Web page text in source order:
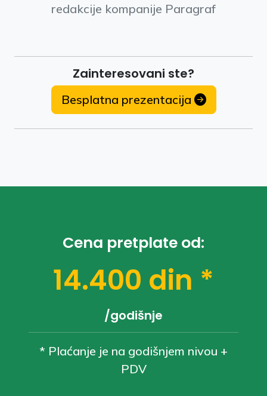
redakcije kompanije Paragraf
Zainteresovani ste?
Besplatna prezentacija
Cena pretplate od:
14.400 din *
/godišnje
* Plaćanje je na godišnjem nivou +
PDV